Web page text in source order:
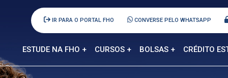
IR PARA O PORTAL FHO CONVERSE PELO WHATSAPP
ESTUDE NA FHO + CURSOS + BOLSAS + CRÉDITO